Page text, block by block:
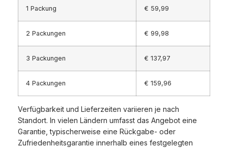
1 Packung € 59,99
2 Packungen € 99,98
3 Packungen € 137,97
4 Packungen € 159,96
Verfügbarkeit und Lieferzeiten variieren je nach
Standort. In vielen Ländern umfasst das Angebot eine
Garantie, typischerweise eine Rückgabe- oder
Zufriedenheitsgarantie innerhalb eines festgelegten